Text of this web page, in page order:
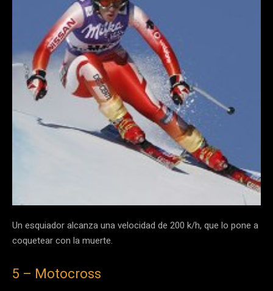
Un esquiador alcanza una velocidad de 200 k/h, que lo pone a
coquetear con la muerte.
5 – Motocross